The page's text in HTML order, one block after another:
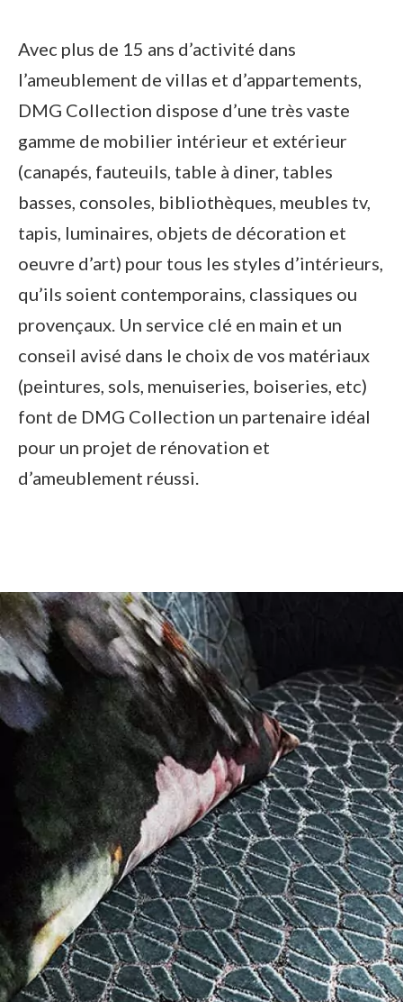
Avec plus de 15 ans d’activité dans
l’ameublement de villas et d’appartements,
DMG Collection dispose d’une très vaste
gamme de mobilier intérieur et extérieur
(canapés, fauteuils, table à diner, tables
basses, consoles, bibliothèques, meubles tv,
tapis, luminaires, objets de décoration et
oeuvre d’art) pour tous les styles d’intérieurs,
qu’ils soient contemporains, classiques ou
provençaux. Un service clé en main et un
conseil avisé dans le choix de vos matériaux
(peintures, sols, menuiseries, boiseries, etc)
font de DMG Collection un partenaire idéal
pour un projet de rénovation et
d’ameublement réussi.